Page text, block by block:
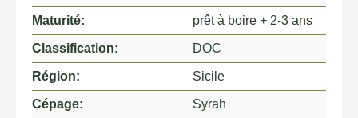
Maturité: prêt à boire + 2-3 ans
Classification: DOC
Région: Sicile
Cépage: Syrah